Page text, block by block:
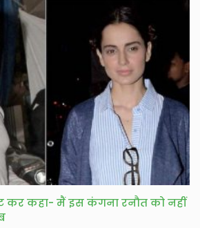
कर कहा- मैं इस कंगना रनौत को नहीं